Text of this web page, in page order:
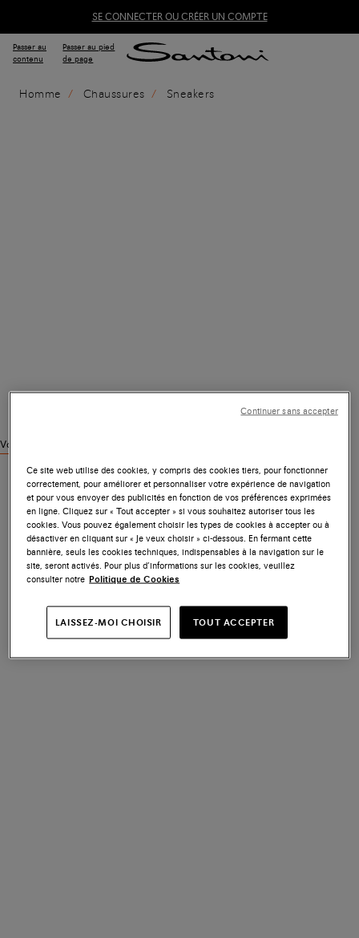
SE CONNECTER OU CRÉER UN COMPTE
Passer au
contenu
Passer au pied
de page
Homme Chaussures Sneakers
Voir des produits similaires
Ce site web utilise des cookies, y compris des cookies tiers, pour fonctionner
correctement, pour améliorer et personnaliser votre expérience de navigation
et pour vous envoyer des publicités en fonction de vos préférences exprimées
en ligne. Cliquez sur « Tout accepter » si vous souhaitez autoriser tous les
cookies. Vous pouvez également choisir les types de cookies à accepter ou à
désactiver en cliquant sur « Je veux choisir » ci-dessous. En fermant cette
bannière, seuls les cookies techniques, indispensables à la navigation sur le
site, seront activés. Pour plus d’informations sur les cookies, veuillez
consulter notre Politique de Cookies
LAISSEZ-MOI CHOISIR TOUT ACCEPTER
Continuer sans accepter